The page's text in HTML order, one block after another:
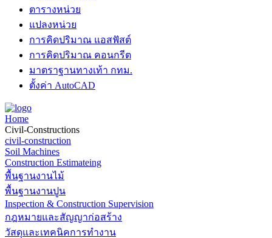
ตารางหน่วย
แปลงหน่วย
การคิดปริมาณ แอสฟัสต์
การคิดปริมาณ คอนกรีต
มาตราฐานทางเท้า กทม.
ตั้งค่า AutoCAD
Home
Civil-Constructions
civil-construction
Soil Machines
Construction Estimateing
พื้นฐานงานไม้
พื้นฐานงานปูน
Inspection & Construction Supervision
กฎหมายและสัญญาก่อสร้าง
วัสดุและเทคนิคการทำงาน